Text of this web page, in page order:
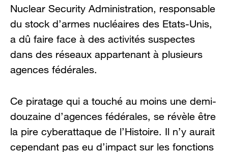
Nuclear Security Administration, responsable
du stock d’armes nucléaires des Etats-Unis,
a dû faire face à des activités suspectes
dans des réseaux appartenant à plusieurs
agences fédérales.
Ce piratage qui a touché au moins une demi-
douzaine d’agences fédérales, se révèle être
la pire cyberattaque de l’Histoire. Il n’y aurait
cependant pas eu d’impact sur les fonctions